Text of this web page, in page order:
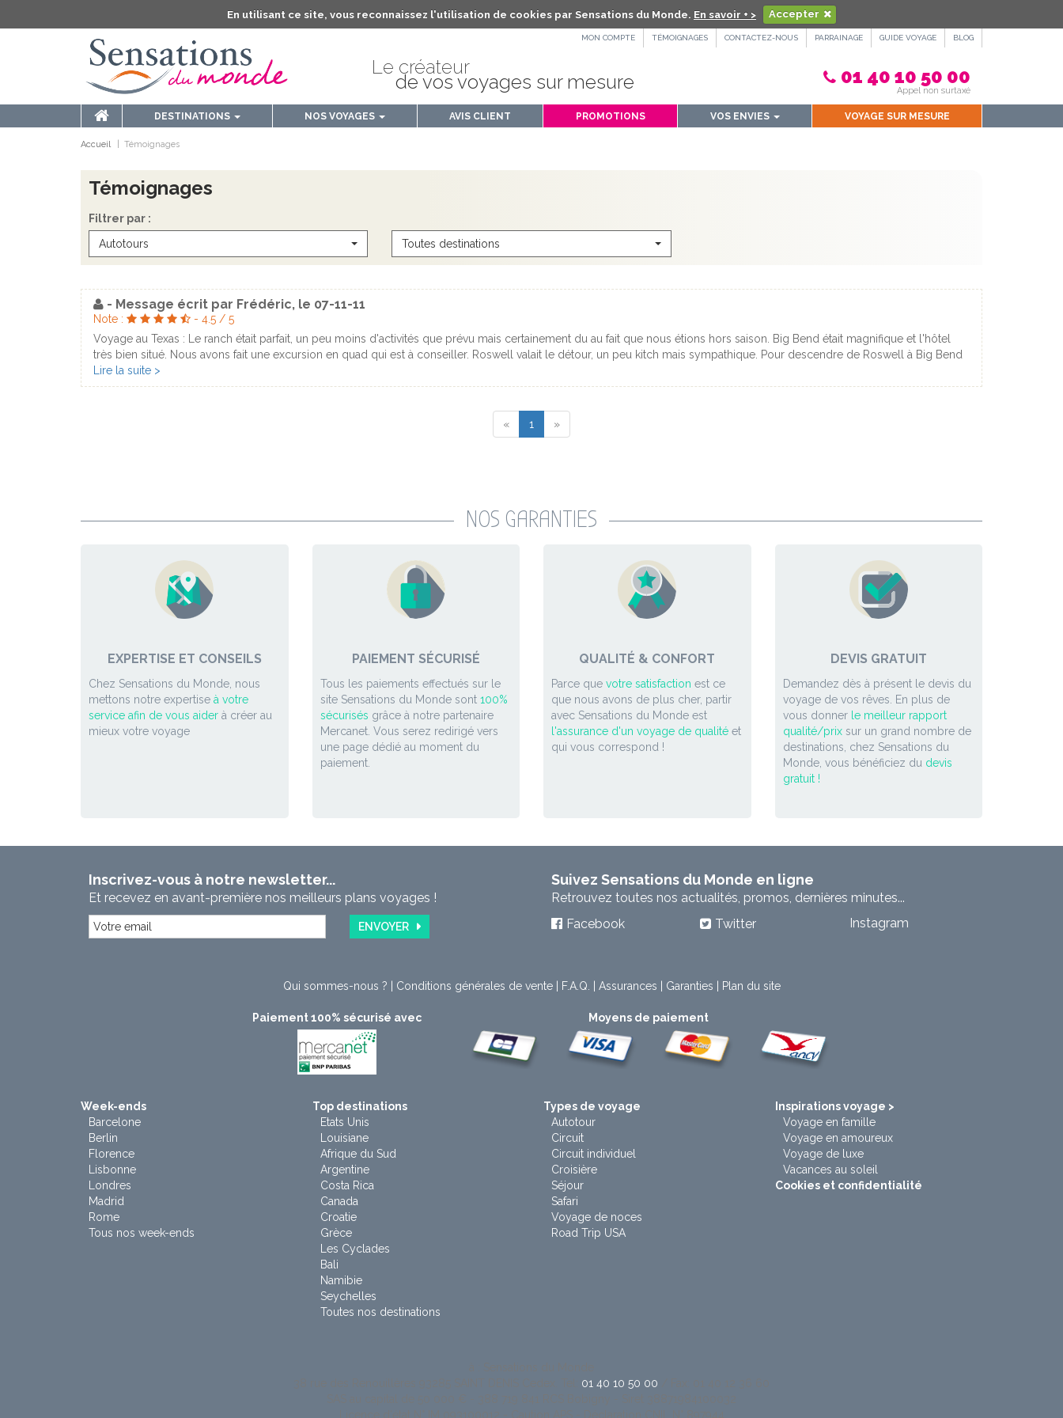
En utilisant ce site, vous reconnaissez l'utilisation de cookies par Sensations du Monde. En savoir + > Accepter
MON COMPTE TÉMOIGNAGES CONTACTEZ-NOUS PARRAINAGE GUIDE VOYAGE BLOG
Le créateur
de vos voyages sur mesure 01 40 10 50 00
Appel non surtaxé
DESTINATIONS NOS VOYAGES AVIS CLIENT PROMOTIONS VOS ENVIES VOYAGE SUR MESURE
Accueil Témoignages
Témoignages
Filtrer par :
Autotours
Toutes destinations
- Message écrit par Frédéric, le 07-11-11
Note : - 4.5 / 5
Voyage au Texas : Le ranch était parfait, un peu moins d'activités que prévu mais certainement du au fait que nous étions hors saison. Big Bend était magnifique et l'hôtel
très bien situé. Nous avons fait une excursion en quad qui est à conseiller. Roswell valait le détour, un peu kitch mais sympathique. Pour descendre de Roswell à Big Bend
nous avons emprunté la route 170 qui longe le Rio Grande et le détour en valait la peine. Fort Worth est une ville qui mérite vraiment une étape contrairement à Dallas ou
Houston qui sont relativement pauvre culturellement mise à part le musée dans le batiment d'où est parti le coup de feu qui a mis fin à la vie de JFK. San Antonio était aussi
Lire la suite >
« 1 »
NOS GARANTIES
EXPERTISE ET CONSEILS
Chez Sensations du Monde, nous
mettons notre expertise à votre
service afin de vous aider à créer au
mieux votre voyage
PAIEMENT SÉCURISÉ
Tous les paiements effectués sur le
site Sensations du Monde sont 100%
sécurisés grâce à notre partenaire
Mercanet. Vous serez redirigé vers
une page dédié au moment du
paiement.
QUALITÉ & CONFORT
Parce que votre satisfaction est ce
que nous avons de plus cher, partir
avec Sensations du Monde est
l'assurance d'un voyage de qualité et
qui vous correspond !
DEVIS GRATUIT
Demandez dès à présent le devis du
voyage de vos rêves. En plus de
vous donner le meilleur rapport
qualité/prixsur un grand nombre de
destinations, chez Sensations du
Monde, vous bénéficiez du devis
gratuit !
Inscrivez-vous à notre newsletter...
Et recevez en avant-première nos meilleurs plans voyages !
ENVOYER
Suivez Sensations du Monde en ligne
Retrouvez toutes nos actualités, promos, dernières minutes...
Facebook
Twitter Instagram
Qui sommes-nous ? Conditions générales de vente| F.A.Q. Assurances Garanties Plan du site
Paiement 100% sécurisé avec Moyens de paiement
Week-ends
Barcelone
Berlin
Florence
Lisbonne
Londres
Madrid
Rome
Tous nos week-ends
Top destinations
Etats Unis
Louisiane
Afrique du Sud
Argentine
Costa Rica
Canada
Croatie
Grèce
Les Cyclades
Bali
Namibie
Seychelles
Toutes nos destinations
Types de voyage
Autotour
Circuit
Circuit individuel
Croisière
Séjour
Safari
Voyage de noces
Road Trip USA
Inspirations voyage >
Voyage en famille
Voyage en amoureux
Voyage de luxe
Vacances au soleil
Cookies et confidentialité
01 40 10 50 00